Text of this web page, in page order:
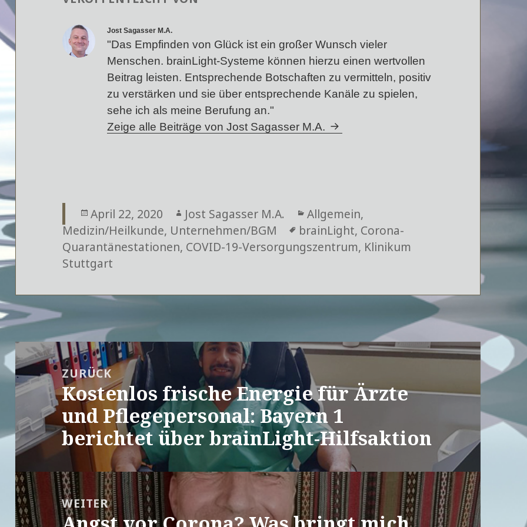
Jost Sagasser M.A.
"Das Empfinden von Glück ist ein großer Wunsch vieler
Menschen. brainLight-Systeme können hierzu einen wertvollen
Beitrag leisten. Entsprechende Botschaften zu vermitteln, positiv
zu verstärken und sie über entsprechende Kanäle zu spielen,
sehe ich als meine Berufung an."
Zeige alle Beiträge von Jost Sagasser M.A.
Veröffentlicht
am
April 22, 2020 Autor
Jost Sagasser M.A. Kategorien
Allgemein,
Medizin/Heilkunde, Unternehmen/BGM Schlagwörter
brainLight, Corona-
Quarantänestationen, COVID-19-Versorgungszentrum, Klinikum
Stuttgart
Beitragsnavigation
ZURÜCK
Vorheriger
Beitrag:
Kostenlos frische Energie für Ärzte
und Pflegepersonal: Bayern 1
berichtet über brainLight-Hilfsaktion
WEITER
Nächster